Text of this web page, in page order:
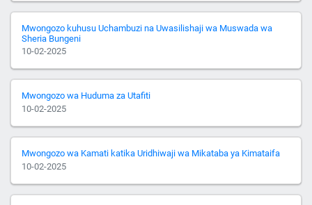
Mwongozo kuhusu Uchambuzi na Uwasilishaji wa Muswada wa
Sheria Bungeni
10-02-2025
Mwongozo wa Huduma za Utafiti
10-02-2025
Mwongozo wa Kamati katika Uridhiwaji wa Mikataba ya Kimataifa
10-02-2025